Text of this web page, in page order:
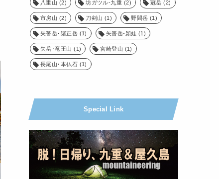
八重山 (2) 坊ガツル-九重 (2) 冠岳 (2)
市房山 (2) 刀剣山 (1) 野間岳 (1)
矢筈岳･諸正岳 (1) 矢筈岳-頴娃 (1)
矢岳･竜王山 (1) 宮崎登山 (1)
長尾山･本仏石 (1)
Special Link